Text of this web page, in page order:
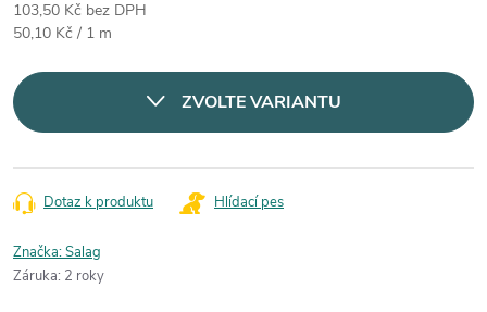
103,50 Kč bez DPH
Měrná cena:
50,10 Kč / 1 m
ZVOLTE VARIANTU
Dotaz k produktu Hlídací pes
Značka:Salag
Záruka: 2 roky